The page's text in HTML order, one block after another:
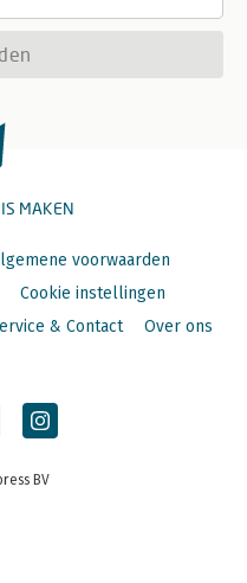
MAKEN
voorwaarden
Cookie instellingen
& Contact Over ons
BV